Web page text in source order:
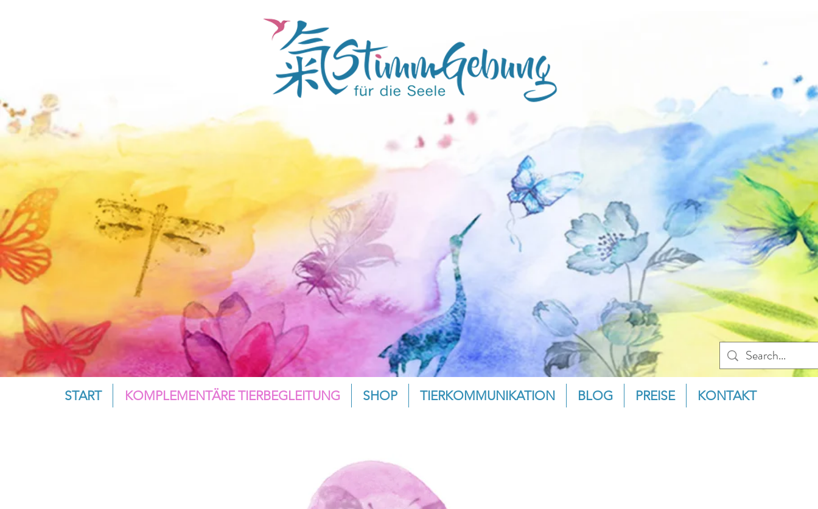
START KOMPLEMENTÄRE TIERBEGLEITUNG SHOP TIERKOMMUNIKATION BLOG PREISE KONTAKT